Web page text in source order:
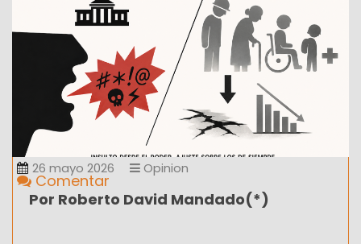
26 mayo 2026 Opinion
Comentar
Por Roberto David Mandado(*)